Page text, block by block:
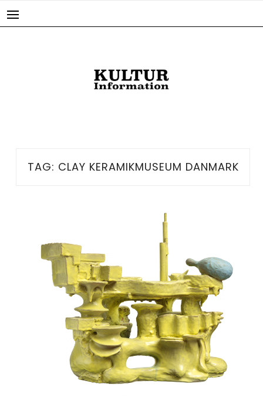
TAG: CLAY KERAMIKMUSEUM DANMARK